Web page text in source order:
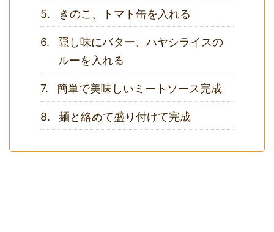
きのこ、トマト缶を入れる
隠し味にバター、ハヤシライスの
ルーを入れる
簡単で美味しいミートソース完成
麺と絡めて盛り付けて完成